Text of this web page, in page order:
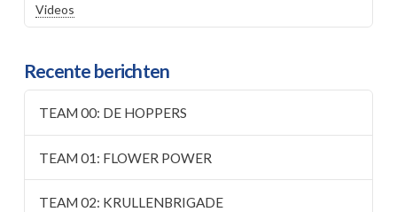
Videos
Recente berichten
TEAM 00: DE HOPPERS
TEAM 01: FLOWER POWER
TEAM 02: KRULLENBRIGADE